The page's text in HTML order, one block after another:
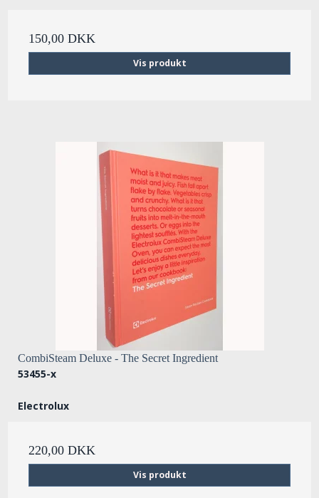
150,00 DKK
Vis produkt
CombiSteam Deluxe - The Secret Ingredient
53455-x
Electrolux
220,00 DKK
Vis produkt